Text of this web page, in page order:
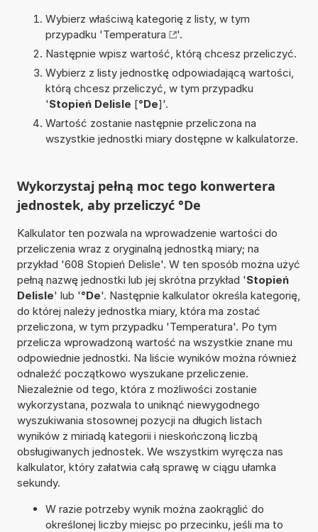
Wybierz właściwą kategorię z listy, w tym
przypadku 'Temperatura
'.
Następnie wpisz wartość, którą chcesz przeliczyć.
Wybierz z listy jednostkę odpowiadającą wartości,
którą chcesz przeliczyć, w tym przypadku
'Stopień Delisle [°De]'.
Wartość zostanie następnie przeliczona na
wszystkie jednostki miary dostępne w kalkulatorze.
Wykorzystaj pełną moc tego konwertera
jednostek, aby przeliczyć °De
Kalkulator ten pozwala na wprowadzenie wartości do
przeliczenia wraz z oryginalną jednostką miary; na
przykład '608 Stopień Delisle'. W ten sposób można użyć
pełną nazwę jednostki lub jej skrótna przykład 'Stopień
Delisle' lub '°De'. Następnie kalkulator określa kategorię,
do której należy jednostka miary, która ma zostać
przeliczona, w tym przypadku 'Temperatura'. Po tym
przelicza wprowadzoną wartość na wszystkie znane mu
odpowiednie jednostki. Na liście wyników można również
odnaleźć początkowo wyszukane przeliczenie.
Niezależnie od tego, która z możliwości zostanie
wykorzystana, pozwala to uniknąć niewygodnego
wyszukiwania stosownej pozycji na długich listach
wyników z miriadą kategorii i nieskończoną liczbą
obsługiwanych jednostek. We wszystkim wyręcza nas
kalkulator, który załatwia całą sprawę w ciągu ułamka
sekundy.
W razie potrzeby wynik można zaokrąglić do
określonej liczby miejsc po przecinku, jeśli ma to